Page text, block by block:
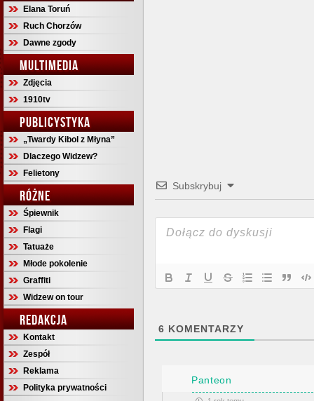
Elana Toruń
Ruch Chorzów
Dawne zgody
MULTIMEDIA
Zdjęcia
1910tv
PUBLICYSTYKA
„Twardy Kibol z Młyna”
Dlaczego Widzew?
Felietony
RÓŻNE
Śpiewnik
Flagi
Tatuaże
Młode pokolenie
Graffiti
Widzew on tour
REDAKCJA
Kontakt
Zespół
Reklama
Polityka prywatności
Subskrybuj
6 KOMENTARZY
Panteon